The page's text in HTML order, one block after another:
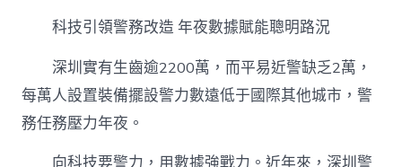
科技引領警務改造 年夜數據賦能聰明路況
深圳實有生齒逾2200萬，而平易近警缺乏2萬，
每萬人設置裝備擺設警力數遠低于國際其他城市，警
務任務壓力年夜。
向科技要警力，用數據強戰力。近年來，深圳警